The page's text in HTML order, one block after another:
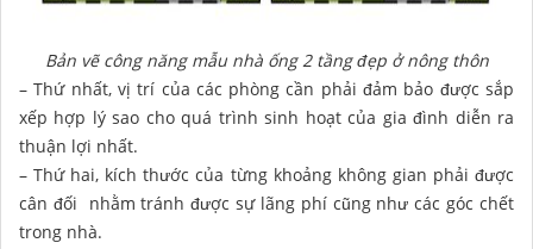
Bản vẽ công năng mẫu nhà ống 2 tầng đẹp ở nông thôn
– Thứ nhất, vị trí của các phòng cần phải đảm bảo được sắp
xếp hợp lý sao cho quá trình sinh hoạt của gia đình diễn ra
thuận lợi nhất.
– Thứ hai, kích thước của từng khoảng không gian phải được
cân đối nhằm tránh được sự lãng phí cũng như các góc chết
trong nhà.